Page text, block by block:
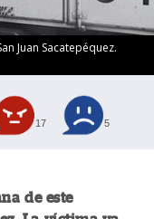
Juan Sacatepéquez.
17 5
de este